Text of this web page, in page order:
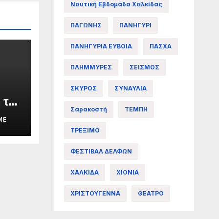
Ναυτική Εβδομάδα Χαλκίδας
ΠΑΓΩΝΗΣ ΠΑΝΗΓΥΡΙ
ΠΑΝΗΓΥΡΙΑ ΕΥΒΟΙΑ ΠΑΣΧΑ
ΠΛΗΜΜΥΡΕΣ ΣΕΙΣΜΟΣ
ΣΚΥΡΟΣ ΣΥΝΑΥΛΙΑ
Σαρακοστή ΤΕΜΠΗ
ΤΡΕΞΙΜΟ
ΦΕΣΤΙΒΑΛ ΔΕΛΦΩΝ
ΧΑΛΚΙΔΑ ΧΙΟΝΙΑ
ΧΡΙΣΤΟΥΓΕΝΝΑ ΘΕΑΤΡΟ